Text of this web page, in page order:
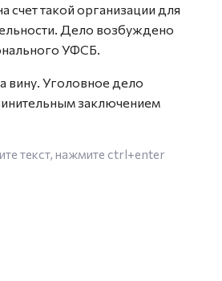
счет такой организации для
Дело возбуждено
УФСБ.
вину. Уголовное дело
заключением
текст, нажмите ctrl+enter